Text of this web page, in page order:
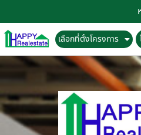
เลือกที่ตั้งโครงการ